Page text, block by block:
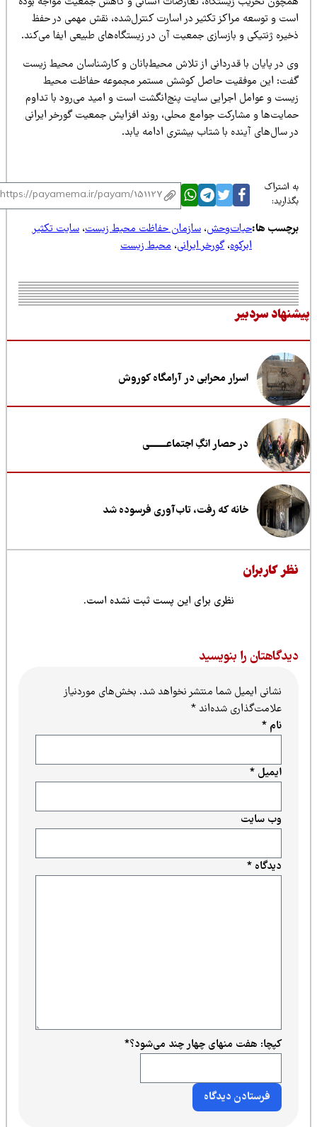
و توسعه مراکز تکثیر در اسارت کنترل‌شده، نقش مهمی در حفظ
ژنتیکی و بازسازی جمعیت آن در زیستگاه‌های طبیعی ایفا می‌کند.
در پایان با قدردانی از تلاش محیط‌بانان و کارشناسان محیط زیست
این موفقیت حاصل کوشش مستمر مجموعه حفاظت محیط
و عوامل اجرایی سایت پنج‌انگشت است و امید می‌رود با تداوم
و مشارکت جوامع محلی، روند افزایش جمعیت گورخر ایرانی
سال‌های آینده با شتاب بیشتری ادامه یابد.
اشتراک
ها:حیات‌وحش،سازمان حفاظت محیط زیست،سایت تکثیر
،گورخر ایرانی،محیط زیست
سردبیر
اسرار محرابی در آرامگاه کوروش
در حصار انگِ اجتماعــــــــی
خانه که رفت، تاب‌آوری فرسوده شد
کاربران
نظری برای این پست ثبت نشده است.
را بنویسید
نشانی ایمیل شما منتشر نخواهد شد.بخش‌های موردنیاز
علامت‌گذاری شده‌اند*
دیدگاه*
ایمیل*
وب‌ سایت
کپچا: هفت منهای چهار چند می‌شود؟*